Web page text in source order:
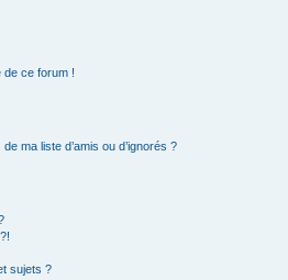
de ce forum !
ma liste d’amis ou d’ignorés ?
sujets ?